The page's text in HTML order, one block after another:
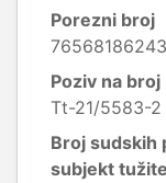
Porezni broj
76568186243
Poziv na broj
Tt-21/5583-2
Broj sudskih
subjekt